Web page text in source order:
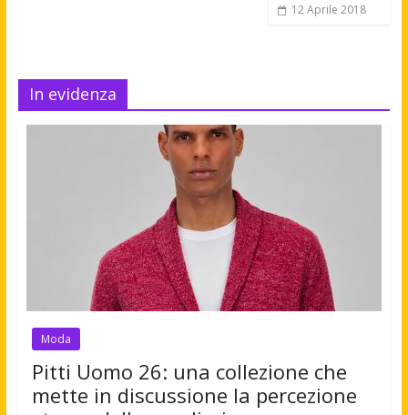
12 Aprile 2018
In evidenza
Moda
Pitti Uomo 26: una collezione che
mette in discussione la percezione